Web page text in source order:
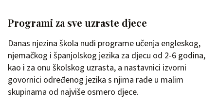
Programi za sve uzraste djece
Danas njezina škola nudi programe učenja engleskog,
njemačkog i španjolskog jezika za djecu od 2-6 godina,
kao i za onu školskog uzrasta, a nastavnici izvorni
govornici određenog jezika s njima rade u malim
skupinama od najviše osmero djece.